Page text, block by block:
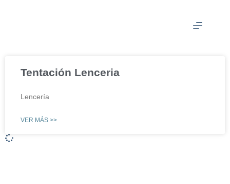
Tentación Lenceria
Lencería
VER MÁS >>